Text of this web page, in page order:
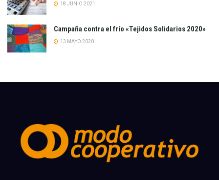
18 JUNIO 2021
Campaña contra el frío «Tejidos Solidarios 2020»
13 MAYO 2020